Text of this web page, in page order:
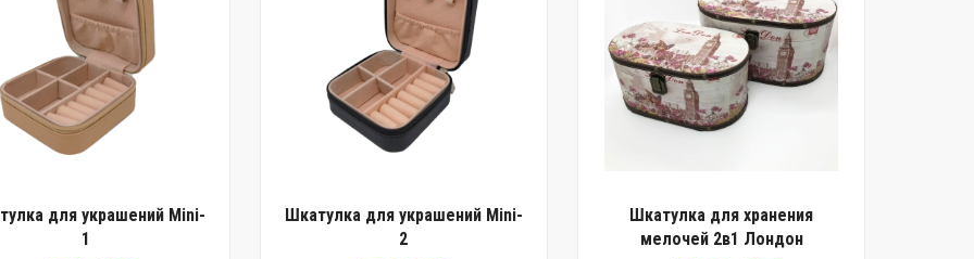
для украшений Mini-
1
Шкатулка для украшений Mini-
2
Шкатулка для хранения
мелочей 2в1 Лондон